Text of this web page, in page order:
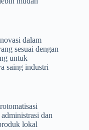
dalam
sesuai dengan
untuk
saing industri
dan
lokal